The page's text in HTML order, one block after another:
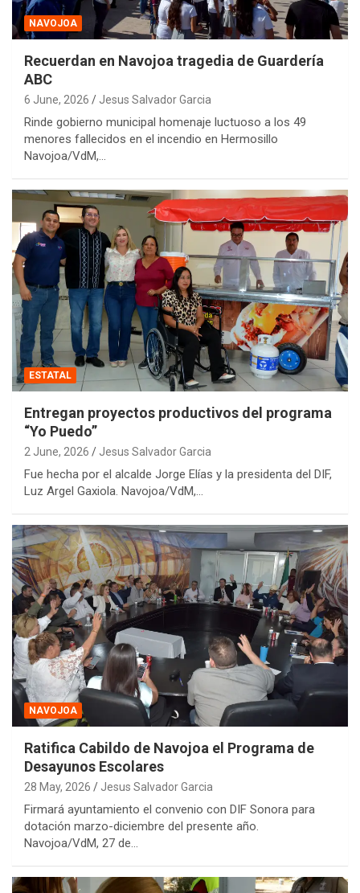
NAVOJOA
Recuerdan en Navojoa tragedia de Guardería
ABC
6 June, 2026 Jesus Salvador Garcia
Rinde gobierno municipal homenaje luctuoso a los 49
menores fallecidos en el incendio en Hermosillo
Navojoa/VdM,…
ESTATAL
Entregan proyectos productivos del programa
“Yo Puedo”
2 June, 2026 Jesus Salvador Garcia
Fue hecha por el alcalde Jorge Elías y la presidenta del DIF,
Luz Argel Gaxiola. Navojoa/VdM,…
NAVOJOA
Ratifica Cabildo de Navojoa el Programa de
Desayunos Escolares
28 May, 2026 Jesus Salvador Garcia
Firmará ayuntamiento el convenio con DIF Sonora para
dotación marzo-diciembre del presente año.
Navojoa/VdM, 27 de…